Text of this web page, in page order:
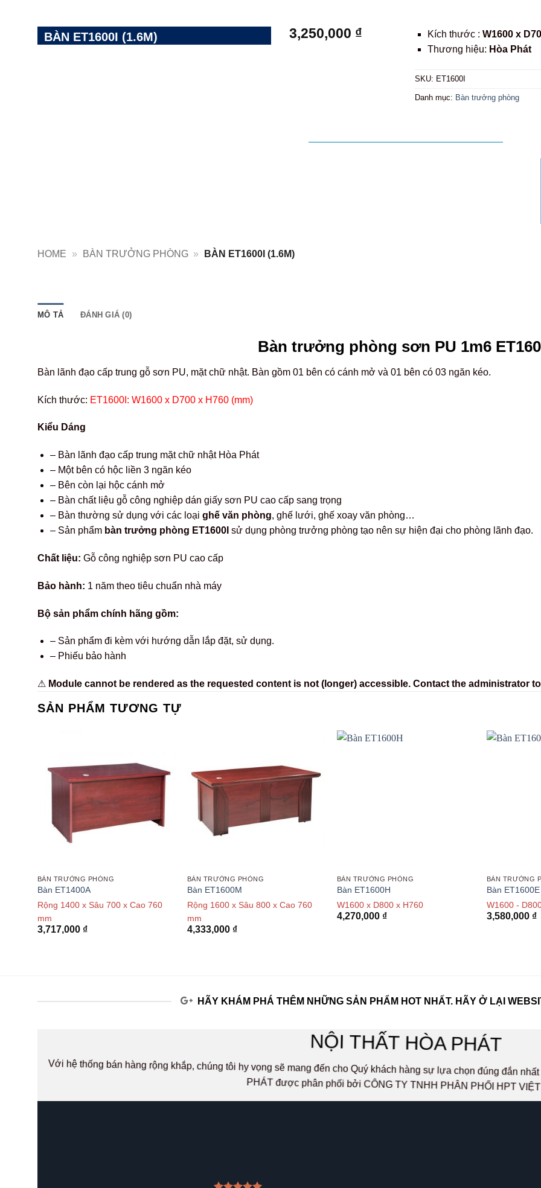
BÀN ET1600I (1.6M) 3,250,000 ₫ Kích thước : W1600 x
Thương hiệu: Hòa Phát
SKU: ET1600I
Danh mục: Bàn trưởng phòng
HOME » BÀN TRƯỞNG PHÒNG » BÀN ET1600I (1.6M)
MÔ TẢ ĐÁNH GIÁ (0)
Bàn trưởng phòng sơn PU 1m6
Bàn lãnh đạo cấp trung gỗ sơn PU, mặt chữ nhật. Bàn gồm 01 bên có cánh mở và 01 bên có 03 ngăn kéo.
Kích thước: ET1600I: W1600 x D700 x H760 (mm)
Kiểu Dáng
– Bàn lãnh đạo cấp trung mặt chữ nhật Hòa Phát
– Một bên có hộc liền 3 ngăn kéo
– Bên còn lại hộc cánh mở
– Bàn chất liệu gỗ công nghiệp dán giấy sơn PU cao cấp sang trọng
– Bàn thường sử dụng với các loại ghế văn phòng, ghế lưới, ghế xoay văn phòng…
– Sản phẩm bàn trưởng phòng ET1600I sử dụng phòng trưởng phòng tạo nên sự hiện đại cho phòng lãnh đạo.
Chất liệu: Gỗ công nghiệp sơn PU cao cấp
Bảo hành: 1 năm theo tiêu chuẩn nhà máy
Bộ sản phẩm chính hãng gồm:
– Sản phẩm đi kèm với hướng dẫn lắp đặt, sử dụng.
– Phiếu bảo hành
⚠ Module cannot be rendered as the requested content is not (longer) accessible. Contact the administrator
SẢN PHẨM TƯƠNG TỰ
BÀN TRƯỞNG PHÒNG
Bàn ET1400A
Rộng 1400 x Sâu 700 x Cao 760
mm
3,717,000 ₫
BÀN TRƯỞNG PHÒNG
Bàn ET1600M
Rộng 1600 x Sâu 800 x Cao 760
mm
4,333,000 ₫
BÀN TRƯỞNG PHÒNG
Bàn ET1600H
W1600 x D800 x H760
4,270,000 ₫
BÀN TRƯỞNG
Bàn ET1600E
W1600 -
3,580,000 ₫
HÃY KHÁM PHÁ THÊM NHỮNG SẢN PHẨM HOT NHẤT. HÃY Ở LẠI
NỘI THẤT HÒA PHÁT
Với hệ thống bán hàng rộng khắp, chúng tôi hy vọng sẽ mang đến cho Quý khách hàng sự lựa chọn đúng đắn
PHÁT được phân phối bởi CÔNG TY TNHH PHÂN PHỐI HPT